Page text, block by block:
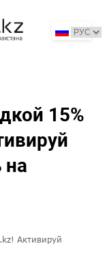
15%
Активируй